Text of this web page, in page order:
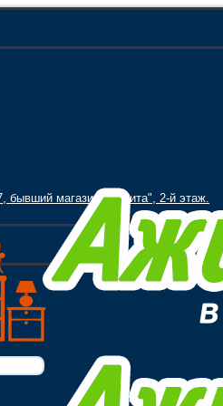
бывший магазин "Орбита", 2-й этаж.